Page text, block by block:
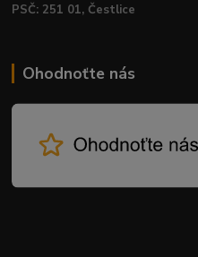
PSČ: 251 01, Čestlice
Ohodnoťte nás